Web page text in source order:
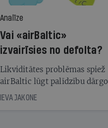
Analīze
Vai «airBaltic»
izvairīsies no defolta?
Likviditātes problēmas spiež
airBaltic lūgt palīdzību dārgo
obligāciju turētājiem, taču
IEVA JAKONE